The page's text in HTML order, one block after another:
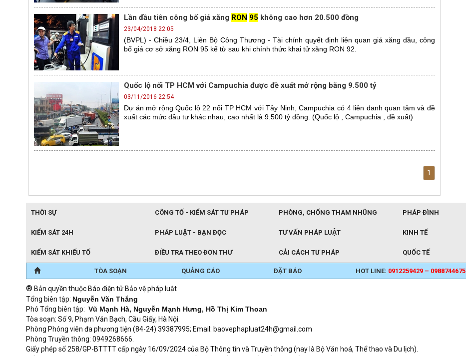
Lần đầu tiên công bố giá xăng RON 95 không cao hơn 20.500 đồng
23/04/2018 22:05
(BVPL) - Chiều 23/4, Liên Bộ Công Thương - Tài chính quyết định liên quan giá xăng dầu, công
bố giá cơ sở xăng RON 95 kể từ sau khi chính thức khai tử xăng RON 92.
Quốc lộ nối TP HCM với Campuchia được đề xuất mở rộng bằng 9.500 tỷ
03/11/2016 22:54
Dự án mở rộng Quốc lộ 22 nối TP HCM với Tây Ninh, Campuchia có 4 liên danh quan tâm và đề
xuất các mức đầu tư khác nhau, cao nhất là 9.500 tỷ đồng. (Quốc lộ , Campuchia , đề xuất)
1
THỜI SỰ CÔNG TỐ - KIỂM SÁT TƯ PHÁP PHÒNG, CHỐNG THAM NHŨNG PHÁP ĐÌNH
KIỂM SÁT 24H PHÁP LUẬT - BẠN ĐỌC TƯ VẤN PHÁP LUẬT KINH TẾ
KIỂM SÁT KHIẾU TỐ ĐIỀU TRA THEO ĐƠN THƯ CẢI CÁCH TƯ PHÁP QUỐC TẾ
TÒA SOẠN QUẢNG CÁO ĐẶT BÁO HOT LINE: 0912259429 – 0988744675
® Bản quyền thuộc Báo điện tử Bảo vệ pháp luật
Tổng biên tập: Nguyễn Văn Thắng
Phó Tổng biên tập: Vũ Mạnh Hà, Nguyễn Mạnh Hưng, Hồ Thị Kim Thoan
Tòa soạn: Số 9, Phạm Văn Bạch, Cầu Giấy, Hà Nội.
Phòng Phóng viên đa phương tiện (84-24) 39387995; Email: baovephapluat24h@gmail.com
Phòng Truyền thông: 0949268666.
Giấy phép số 258/GP-BTTTT cấp ngày 16/09/2024 của Bộ Thông tin và Truyền thông (nay là Bộ Văn hoá, Thể thao và Du lịch).